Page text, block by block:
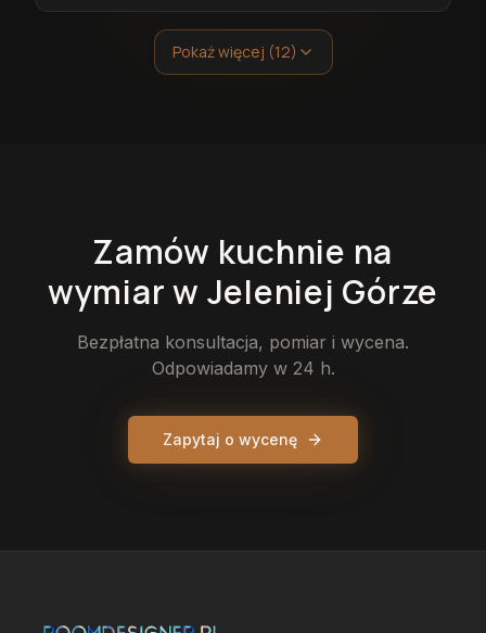
Pokaż więcej (12)
Zamów kuchnie na
wymiarw Jeleniej Górze
Bezpłatna konsultacja, pomiar i wycena.
Odpowiadamy w 24 h.
Zapytaj o wycenę